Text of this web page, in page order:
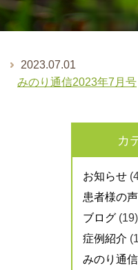
2023.07.01
みのり通信2023年7月号
カ
お知らせ
患者様の声
ブログ (19)
症例紹介
みのり通信